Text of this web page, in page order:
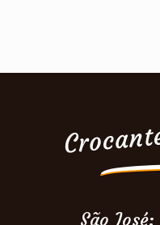
São